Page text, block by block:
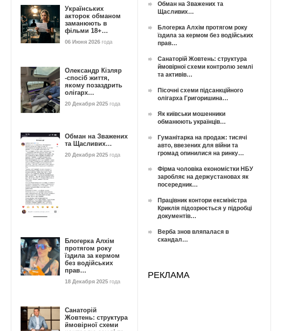
Українських
акторок обманом
заманюють в
фільми 18+…
06 Июня 2026 года
Олександр Кізляр
-спосіб життя,
якому позаздрить
олігарх…
20 Декабря 2025 года
Обман на Зважених
та Щасливих…
20 Декабря 2025 года
Блогерка Алхім
протягом року
їздила за кермом
без водійських
прав…
18 Декабря 2025 года
Санаторій
Жовтень: структура
ймовірної схеми
Обман на Зважених та
Щасливих…
Блогерка Алхім протягом року
їздила за кермом без водійських
прав…
Санаторій Жовтень: структура
ймовірної схеми контролю землі
та активів…
Пісочні схеми підсанкційного
олігарха Григоришина…
Як київськи мошенники
обманюють українців…
Гуманітарка на продаж: тисячі
авто, ввезених для війни та
громад опинилися на ринку…
Фірма чоловіка економістки НБУ
заробляє на держустановах як
посередник…
Працівник контори ексміністра
Криклія підозрюється у підробці
документів…
Верба знов вляпалася в
скандал…
РЕКЛАМА